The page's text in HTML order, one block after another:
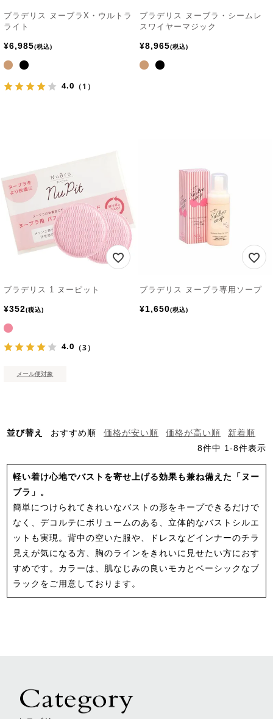
ブラデリス ヌーブラX・ウルトラ
ライト
¥6,985 税込
4.0 （1）
ブラデリス ヌーブラ・シームレ
スワイヤーマジック
¥8,965 税込
ブラデリス 1 ヌーピット
¥352 税込
4.0 （3）
メール便対象
ブラデリス ヌーブラ専用ソープ
¥1,650 税込
並び替え おすすめ順 価格が安い順 価格が高い順
新着順
8件中 1 -8件表示
軽い着け心地でバストを寄せ上げる効果も兼ね備えた「ヌー
ブラ」。
簡単につけられてきれいなバストの形をキープできるだけで
なく、デコルテにボリュームのある、立体的なバストシルエ
ットも実現。背中の空いた服や、ドレスなどインナーのチラ
見えが気になる方、胸のラインをきれいに見せたい方におす
すめです。カラーは、肌なじみの良いモカとベーシックなブ
ラックをご用意しております。